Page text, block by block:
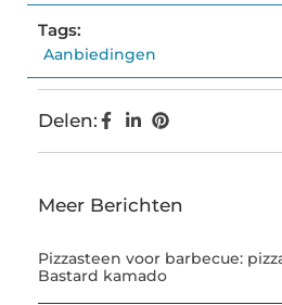
Tags:
Aanbiedingen
Delen:
Meer Berichten
Pizzasteen voor barbecue:
Bastard kamado